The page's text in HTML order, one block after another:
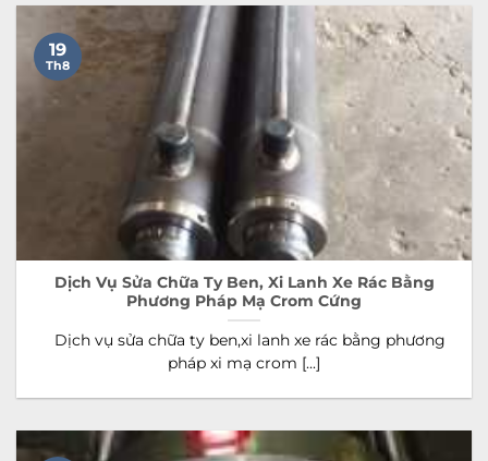
Dịch Vụ Sửa Chữa Ty Ben, Xi Lanh Xe Rác Bằng
Phương Pháp Mạ Crom Cứng
Dịch vụ sửa chữa ty ben,xi lanh xe rác bằng phương
pháp xi mạ crom [...]
19
Th8